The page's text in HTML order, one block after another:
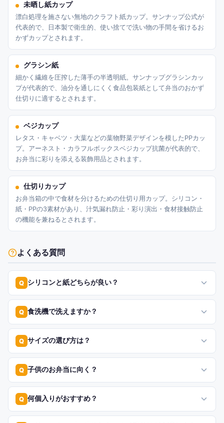
未晒し紙カップ
漂白処理を施さない無地のクラフト紙カップ。サンナップ公式が
代表的で、日本製で衛生的、使い捨てで洗い物の手間を省けるお
かずカップとされます。
グラシン紙
細かく繊維を圧搾した薄手の半透明紙。サンナップグラシンカッ
プが代表的で、油分を通しにくく食品包装紙として弁当のおかず
仕切りに適するとされます。
ベジカップ
レタス・キャベツ・大葉などの葉物野菜デザインを模したPPカッ
プ。アーネスト・カラフルボックスベジカップ抗菌が代表的で、
お弁当に彩りを添える装飾用品とされます。
仕切りカップ
お弁当箱の中で食材を分けるための仕切り用カップ。シリコン・
紙・PPの3素材があり、汁気漏れ防止・彩り演出・食材接触防止
の機能を兼ねるとされます。
よくある質問
Q シリコンと紙どちらが良い？
Q 食洗機で洗えますか？
Q サイズの選び方は？
Q 子供のお弁当に向く？
Q 何個入りがおすすめ？